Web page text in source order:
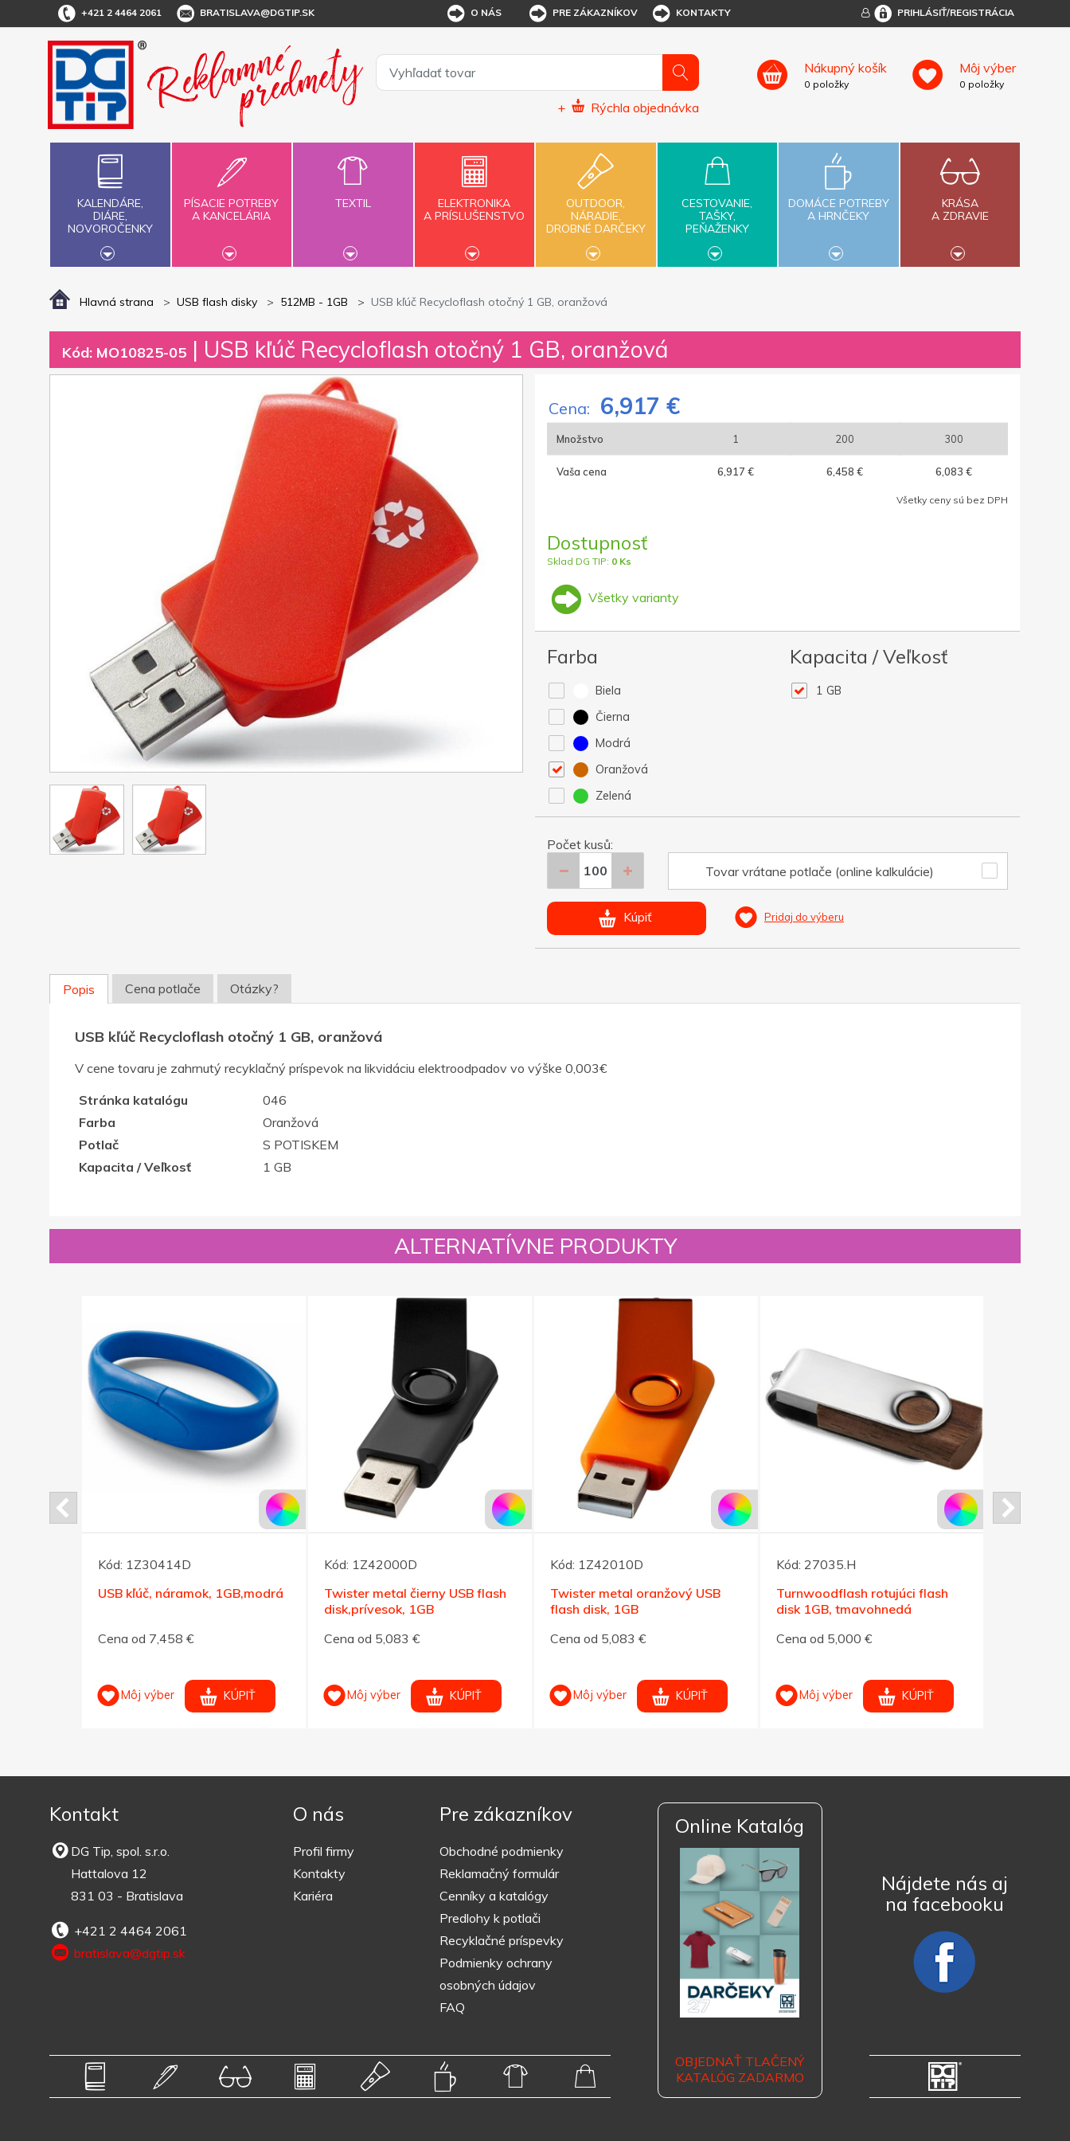
+421 2 4464 2061 BRATISLAVA@DGTIP.SK O NÁS PRE ZÁKAZNÍKOV KONTAKTY PRIHLÁSIŤ/REGISTRÁCIA
+ Rýchla objednávka
Nákupný košík
0 položky
Môj výber
0 položky
KALENDÁRE,
DIÁRE,
NOVOROČENKY
PÍSACIE POTREBY
A KANCELÁRIA
TEXTIL
ELEKTRONIKA
A PRÍSLUŠENSTVO
OUTDOOR,
NÁRADIE,
DROBNÉ DARČEKY
CESTOVANIE,
TAŠKY,
PEŇAŽENKY
DOMÁCE POTREBY
A HRNČEKY
KRÁSA
A ZDRAVIE
Hlavná strana USB flash disky 512MB - 1GB USB kľúč Recycloflash otočný 1 GB, oranžová
Kód: MO10825-05 | USB kľúč Recycloflash otočný 1 GB, oranžová
Cena: 6,917 €
Množstvo 1 200 300
Vaša cena 6,917 € 6,458 € 6,083 €
Všetky ceny sú bez DPH
Dostupnosť
Sklad DG TIP: 0 Ks
Všetky varianty
Farba
Biela
Čierna
Modrá
Oranžová
Zelená
Kapacita / Veľkosť
1 GB
Počet kusů:
Tovar vrátane potlače (online kalkulácie)
Kúpiť Pridaj do výberu
Popis Cena potlače Otázky?
USB kľúč Recycloflash otočný 1 GB, oranžová
V cene tovaru je zahrnutý recyklačný príspevok na likvidáciu elektroodpadov vo výške 0,003€
Stránka katalógu
046
Farba
Oranžová
Potlač
S POTISKEM
Kapacita / Veľkosť
1 GB
ALTERNATÍVNE PRODUKTY
Kód: 1Z30414D
USB kľúč, náramok, 1GB,modrá
Cena od 7,458 €
Môj výber KÚPIŤ
Kód: 1Z42000D
Twister metal čierny USB flash
disk,prívesok, 1GB
Cena od 5,083 €
Môj výber KÚPIŤ
Kód: 1Z42010D
Twister metal oranžový USB
flash disk, 1GB
Cena od 5,083 €
Môj výber KÚPIŤ
Kód: 27035.H
Turnwoodflash rotujúci flash
disk 1GB, tmavohnedá
Cena od 5,000 €
Môj výber KÚPIŤ
Kontakt
DG Tip, spol. s.r.o.
Hattalova 12
831 03 - Bratislava
+421 2 4464 2061
bratislava@dgtip.sk
O nás
Profil firmy
Kontakty
Kariéra
Pre zákazníkov
Obchodné podmienky
Reklamačný formulár
Cenníky a katalógy
Predlohy k potlači
Recyklačné príspevky
Podmienky ochrany
osobných údajov
FAQ
Online Katalóg
OBJEDNAŤ TLAČENÝ
KATALÓG ZADARMO
Nájdete nás aj
na facebooku